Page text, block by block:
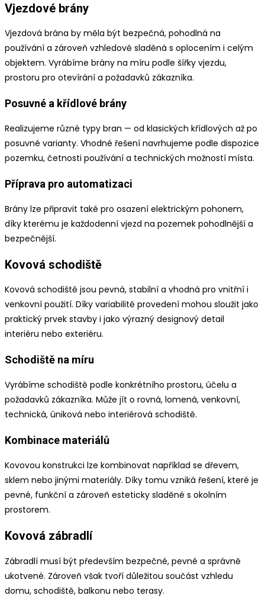
Vjezdové brány
Vjezdová brána by měla být bezpečná, pohodlná na
používání a zároveň vzhledově sladěná s oplocením i celým
objektem. Vyrábíme brány na míru podle šířky vjezdu,
prostoru pro otevírání a požadavků zákazníka.
Posuvné a křídlové brány
Realizujeme různé typy bran — od klasických křídlových až po
posuvné varianty. Vhodné řešení navrhujeme podle dispozice
pozemku, četnosti používání a technických možností místa.
Příprava pro automatizaci
Brány lze připravit také pro osazení elektrickým pohonem,
díky kterému je každodenní vjezd na pozemek pohodlnější a
bezpečnější.
Kovová schodiště
Kovová schodiště jsou pevná, stabilní a vhodná pro vnitřní i
venkovní použití. Díky variabilitě provedení mohou sloužit jako
praktický prvek stavby i jako výrazný designový detail
interiéru nebo exteriéru.
Schodiště na míru
Vyrábíme schodiště podle konkrétního prostoru, účelu a
požadavků zákazníka. Může jít o rovná, lomená, venkovní,
technická, úniková nebo interiérová schodiště.
Kombinace materiálů
Kovovou konstrukci lze kombinovat například se dřevem,
sklem nebo jinými materiály. Díky tomu vzniká řešení, které je
pevné, funkční a zároveň esteticky sladěné s okolním
prostorem.
Kovová zábradlí
Zábradlí musí být především bezpečné, pevné a správně
ukotvené. Zároveň však tvoří důležitou součást vzhledu
domu, schodiště, balkonu nebo terasy.